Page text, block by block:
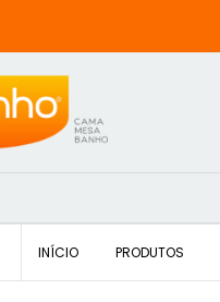
INÍCIO PRODUTOS